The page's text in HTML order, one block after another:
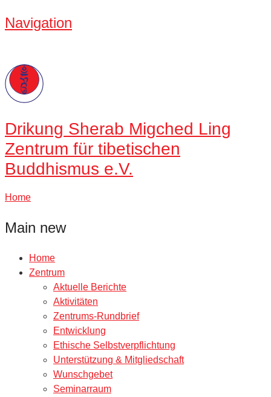
Navigation
Drikung Sherab Migched Ling
Zentrum für tibetischen
Buddhismus e.V.
Home
Main new
Home
Zentrum
Aktuelle Berichte
Aktivitäten
Zentrums-Rundbrief
Entwicklung
Ethische Selbstverpflichtung
Unterstützung & Mitgliedschaft
Wunschgebet
Seminarraum